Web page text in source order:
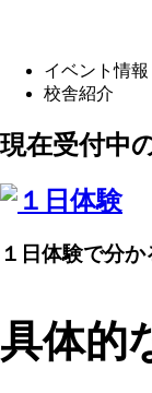
イベント情報
校舎紹介
現在受付中
１日体験で分か
具体的